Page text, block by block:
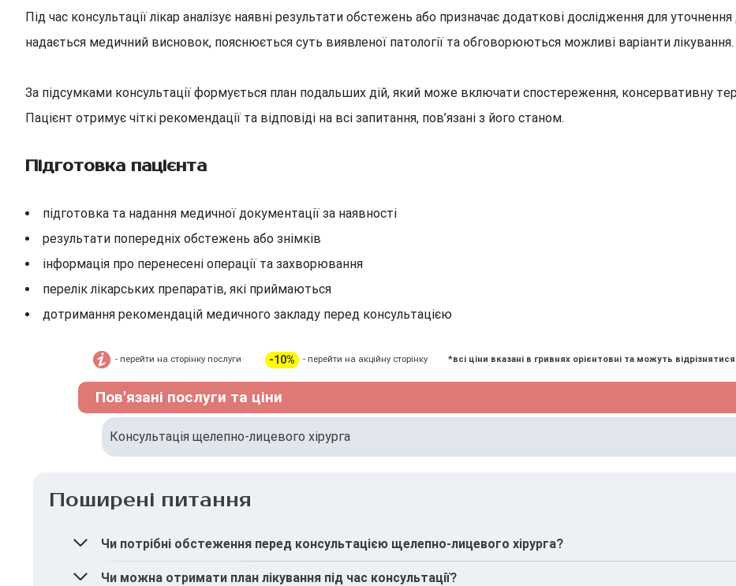
Під час консультації лікар аналізує наявні результати обстежень або призначає додаткові дослідження для
надається медичний висновок, пояснюється суть виявленої патології та обговорюються можливі варіанти лікування.
За підсумками консультації формується план подальших дій, який може включати спостереження, консервативну
Пацієнт отримує чіткі рекомендації та відповіді на всі запитання, пов’язані з його станом.
Підготовка пацієнта
підготовка та надання медичної документації за наявності
результати попередніх обстежень або знімків
інформація про перенесені операції та захворювання
перелік лікарських препаратів, які приймаються
дотримання рекомендацій медичного закладу перед консультацією
- перейти на сторінку послуги -10% - перейти на акційну сторінку *всі ціни вказані в гривнях орієнтовні та можуть
Пов'язані послуги та ціни
Консультація щелепно-лицевого хірурга
Поширені питання
Чи потрібні обстеження перед консультацією щелепно-лицевого хірурга?
У більшості випадків обстеження можуть бути призначені вже під час консультації, якщо це необхідно.
Чи можна отримати план лікування під час консультації?